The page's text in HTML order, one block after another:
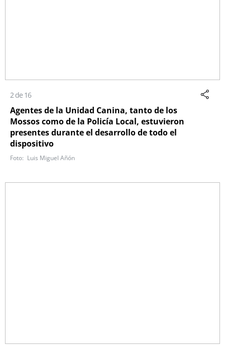
2 de 16
Agentes de la Unidad Canina, tanto de los
Mossos como de la Policía Local, estuvieron
presentes durante el desarrollo de todo el
dispositivo
Luis Miguel Añón